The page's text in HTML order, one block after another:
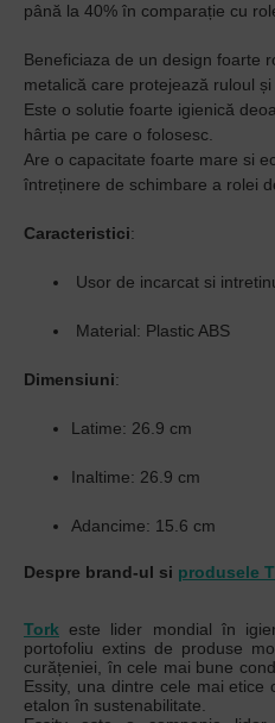
până la 40% în comparație cu
Beneficiaza de un design foarte
metalică care protejează ruloul
Este o solutie foarte igienică
hârtia pe care o folosesc.
Are o capacitate foarte mare si
întreținere de schimbare a rolei
Caracteristici:
Usor de incarcat si
Material: Plastic ABS
Dimensiuni:
Latime: 26.9 cm
Inaltime: 26.9 cm
Adancime: 15.6 cm
Despre brand-ul si produsele
Tork este lider mondial în
portofoliu extins de produse
curățeniei, în cele mai bune
Essity, una dintre cele mai etice
etalon în sustenabilitate.